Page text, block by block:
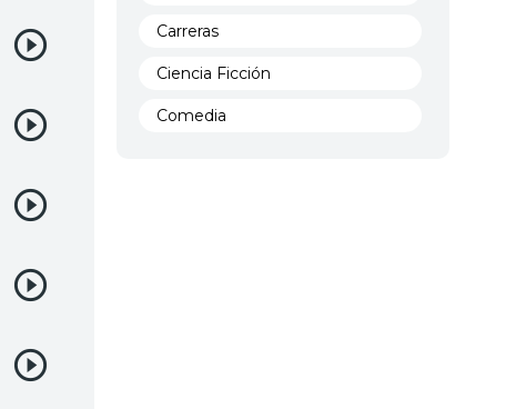
Carreras
Ciencia Ficción
Comedia